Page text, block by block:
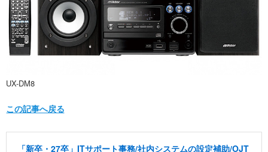
UX-DM8
この記事へ戻る
「新卒・27卒」ITサポート事務/社内システムの設定補助/OJT